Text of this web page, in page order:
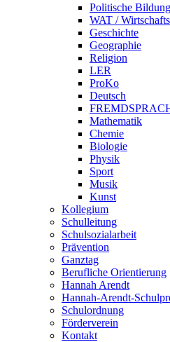
Politische Bildung
WAT /
Geschichte
Geographie
Religion
LER
ProKo
Deutsch
Mathematik
Chemie
Biologie
Physik
Sport
Musik
Kunst
Kollegium
Schulleitung
Schulsozialarbeit
Prävention
Ganztag
Berufliche Orientierung
Hannah Arendt
Hannah-Arendt-
Schulordnung
Förderverein
Kontakt